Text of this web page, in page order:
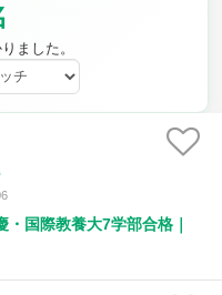
ました。
国際教養大7学部合格｜
保健体育